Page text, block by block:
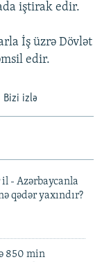
iştirak edir.
İş üzrə Dövlət
edir.
Bizi izlə
il - Azərbaycanla
qədər yaxındır?
850 min